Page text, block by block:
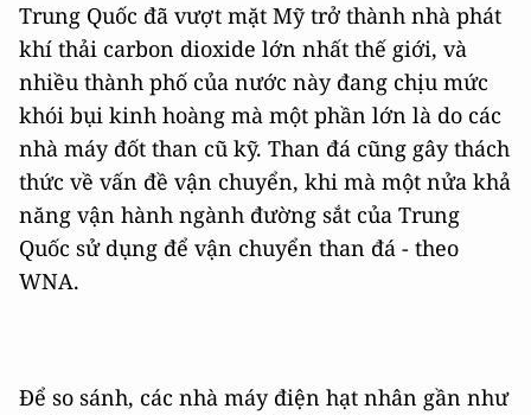
Trung Quốc đã vượt mặt Mỹ trở thành nhà phát
khí thải carbon dioxide lớn nhất thế giới, và
nhiều thành phố của nước này đang chịu mức
khói bụi kinh hoàng mà một phần lớn là do các
nhà máy đốt than cũ kỹ. Than đá cũng gây thách
thức về vấn đề vận chuyển, khi mà một nửa khả
năng vận hành ngành đường sắt của Trung
Quốc sử dụng để vận chuyển than đá - theo
WNA.
Để so sánh, các nhà máy điện hạt nhân gần như